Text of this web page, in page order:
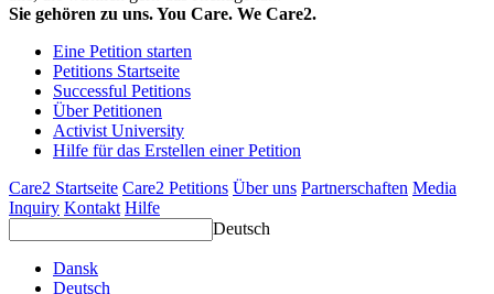
Sie gehören zu uns. You Care. We Care2.
Eine Petition starten
Petitions Startseite
Successful Petitions
Über Petitionen
Activist University
Hilfe für das Erstellen einer Petition
Care2 Startseite Care2 Petitions Über uns Partnerschaften Media
Inquiry Kontakt Hilfe
Deutsch
Dansk
Deutsch